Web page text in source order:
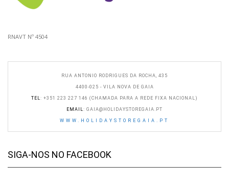
RNAVT Nº 4504
RUA ANTONIO RODRIGUES DA ROCHA, 435
4400-025 - VILA NOVA DE GAIA
TEL : +351 223 227 146 (CHAMADA PARA A REDE FIXA NACIONAL)
EMAIL : GAIA@HOLIDAYSTOREGAIA.PT
WWW.HOLIDAYSTOREGAIA.PT
SIGA-NOS NO FACEBOOK